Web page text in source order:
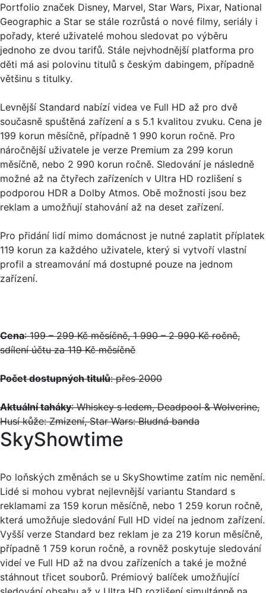
Portfolio značek Disney, Marvel, Star Wars, Pixar, National
Geographic a Star se stále rozrůstá o nové filmy, seriály i
pořady, které uživatelé mohou sledovat po výběru
jednoho ze dvou tarifů. Stále nejvhodnější platforma pro
děti má asi polovinu titulů s českým dabingem, případně
většinu s titulky.
Levnější Standard nabízí videa ve Full HD až pro dvě
současně spuštěná zařízení a s 5.1 kvalitou zvuku. Cena je
199 korun měsíčně, případně 1 990 korun ročně. Pro
náročnější uživatele je verze Premium za 299 korun
měsíčně, nebo 2 990 korun ročně. Sledování je následně
možné až na čtyřech zařízeních v Ultra HD rozlišení s
podporou HDR a Dolby Atmos. Obě možnosti jsou bez
reklam a umožňují stahování až na deset zařízení.
Pro přidání lidí mimo domácnost je nutné zaplatit příplatek
119 korun za každého uživatele, který si vytvoří vlastní
profil a streamování má dostupné pouze na jednom
zařízení.
Cena: 199 – 299 Kč měsíčně, 1 990 – 2 990 Kč ročně,
sdílení účtu za 119 Kč měsíčně
Počet dostupných titulů: přes 2000
Aktuální taháky: Whiskey s ledem, Deadpool & Wolverine,
Husí kůže: Zmizení, Star Wars: Bludná banda
SkyShowtime
Po loňských změnách se u SkyShowtime zatím nic nemění.
Lidé si mohou vybrat nejlevnější variantu Standard s
reklamami za 159 korun měsíčně, nebo 1 259 korun ročně,
která umožňuje sledování Full HD videí na jednom zařízení.
Vyšší verze Standard bez reklam je za 219 korun měsíčně,
případně 1 759 korun ročně, a rovněž poskytuje sledování
videí ve Full HD až na dvou zařízeních a také je možné
stáhnout třicet souborů. Prémiový balíček umožňující